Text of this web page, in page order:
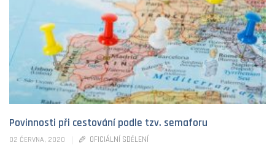
Povinnosti při cestování podle tzv. semaforu
02 ČERVNA, 2020
OFICIÁLNÍ SDĚLENÍ